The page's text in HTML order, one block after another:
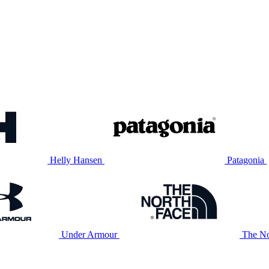
Helly Hansen Patagonia
Under Armour The